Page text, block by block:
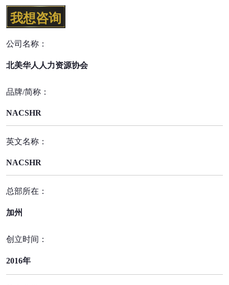
我想咨询
公司名称：
北美华人人力资源协会
品牌/简称：
NACSHR
英文名称：
NACSHR
总部所在：
加州
创立时间：
2016年